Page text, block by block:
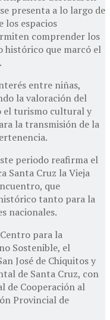
presenta a lo largo de
los espacios
comprender los
histórico que marcó el
entre niñas,
la valoración del
turismo cultural y
la transmisión de la
periodo reafirma el
Santa Cruz la Vieja
que
tanto para la
nacionales.
Centro para la
Sostenible, el
José de Chiquitosy
de Santa Cruz, con
de Cooperación al
Provincial de